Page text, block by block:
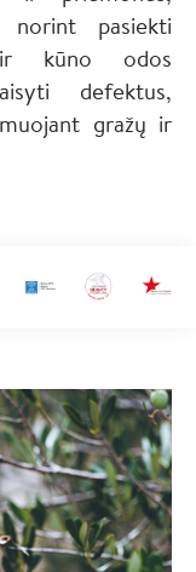
norint pasiekti
kūno odos
defektus,
gražų ir